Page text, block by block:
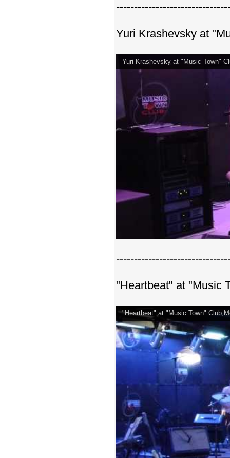
Yuri Krashevsky at
Yuri Krashevsky at "Music Town"
"Heartbeat" at "Music
"Heartbeat" at "Music Town"